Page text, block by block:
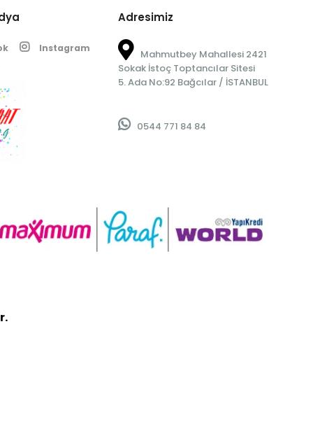
Instagram
Adresimiz
Mahmutbey Mahallesi 2421
Sokak İstoç Toptancılar Sitesi
5. Ada No:92 Bağcılar / İSTANBUL
0544 771 84 84